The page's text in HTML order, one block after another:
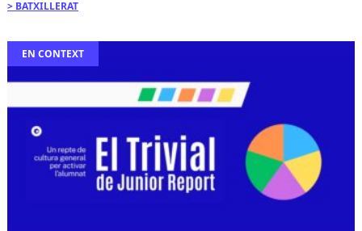
BATXILLERAT
EN CONTEXT